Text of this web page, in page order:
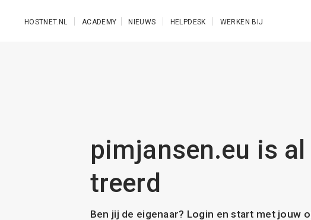
HOSTNET.NL ACADEMY NIEUWS HELPDESK WERKEN BIJ
pimjansen.eu is
treerd
Ben jij de eigenaar? Login en start met jouw